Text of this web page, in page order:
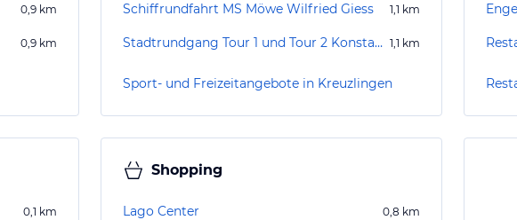
0,9 km
0,9 km
Schiffrundfahrt MS Möwe Wilfried Giess 1,1 km
Stadtrundgang Tour 1 und Tour 2 Konstanz 1,1 km
Sport- und Freizeitangebote in Kreuzlingen
0,1 km
Shopping
Lago Center 0,8 km